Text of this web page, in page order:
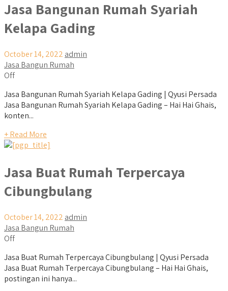
Jasa Bangunan Rumah Syariah
Kelapa Gading
October 14, 2022 admin
Jasa Bangun Rumah
Off
Jasa Bangunan Rumah Syariah Kelapa Gading | Qyusi Persada
Jasa Bangunan Rumah Syariah Kelapa Gading – Hai Hai Ghais,
konten...
+ Read More
Jasa Buat Rumah Terpercaya
Cibungbulang
October 14, 2022 admin
Jasa Bangun Rumah
Off
Jasa Buat Rumah Terpercaya Cibungbulang | Qyusi Persada
Jasa Buat Rumah Terpercaya Cibungbulang – Hai Hai Ghais,
postingan ini hanya...